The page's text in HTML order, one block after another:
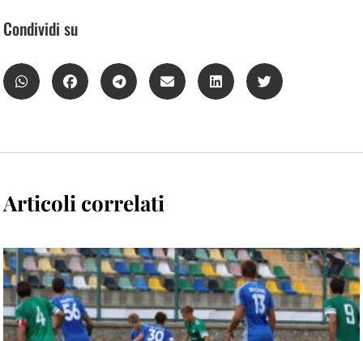
Condividi su
Articoli correlati